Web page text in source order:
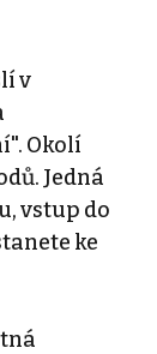
v
Okolí
Jedná
vstup do
ke